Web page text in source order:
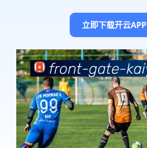
立即下载开云APP